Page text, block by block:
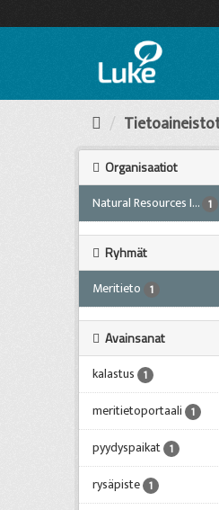
sisältöön
Organisaatiot
Natural Resources I... 1
Ryhmät
Meritieto 1
Avainsanat
kalastus 1
meritietoportaali 1
pyydyspaikat 1
rysäpiste 1